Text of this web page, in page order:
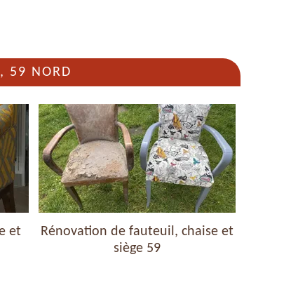
59 NORD
et
Rénovation de fauteuil, chaise et
siège 59